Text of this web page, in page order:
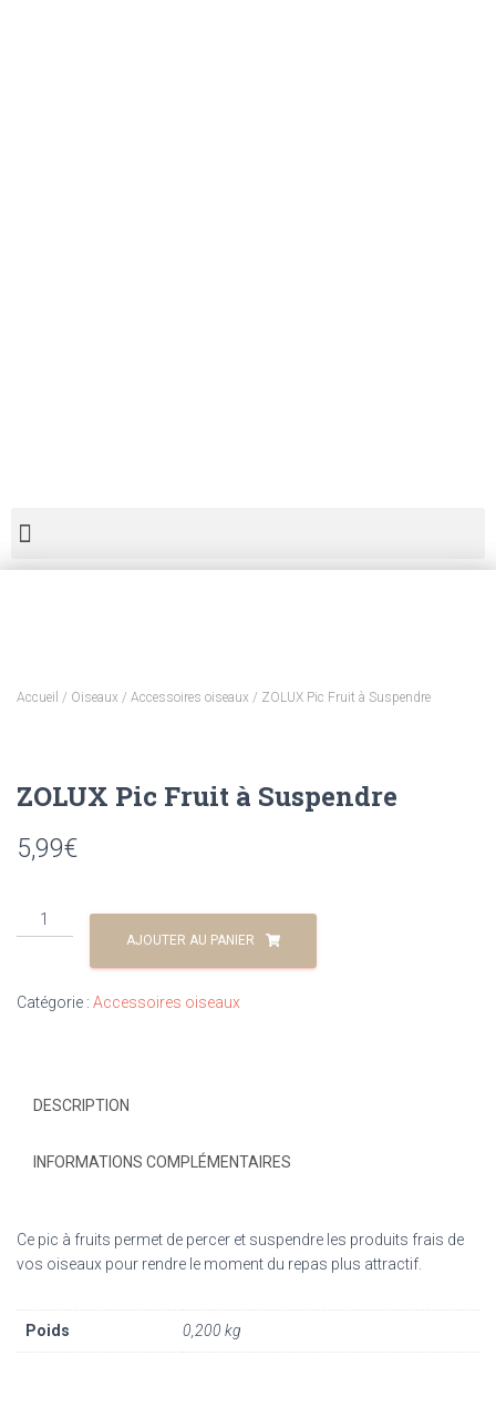
Accueil / Oiseaux / Accessoires oiseaux / ZOLUX Pic Fruit à Suspendre
ZOLUX Pic Fruit à Suspendre
5,99€
AJOUTER AU PANIER
Catégorie : Accessoires oiseaux
DESCRIPTION
INFORMATIONS COMPLÉMENTAIRES
Ce pic à fruits permet de percer et suspendre les produits frais de
vos oiseaux pour rendre le moment du repas plus attractif.
Poids 0,200 kg